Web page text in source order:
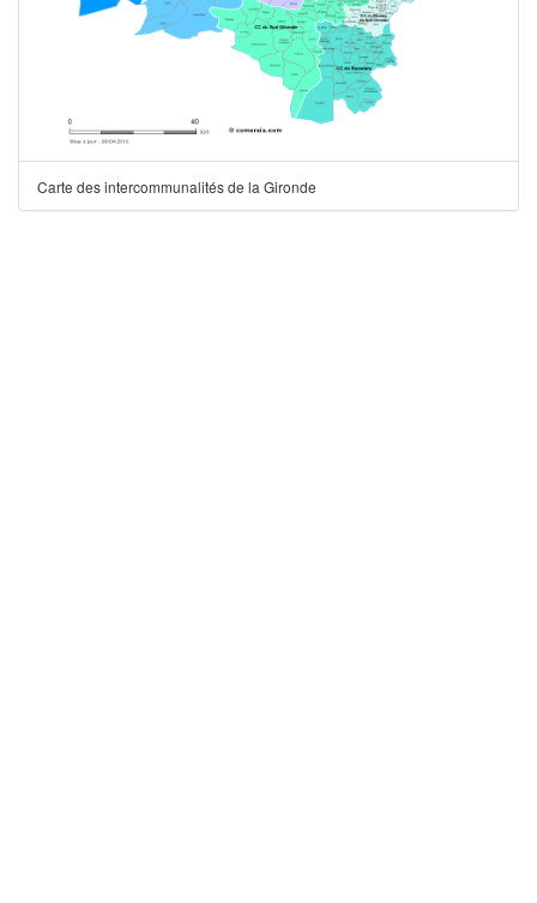
Carte des intercommunalités de la Gironde